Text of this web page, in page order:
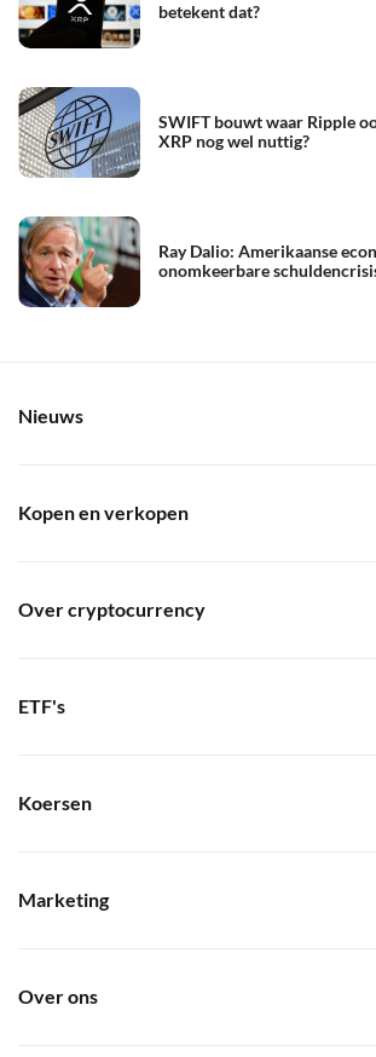
betekent dat?
SWIFT bouwt waar Ripple
XRP nog wel nuttig?
Ray Dalio: Amerikaanse
onomkeerbare
Nieuws
Kopen en verkopen
Over cryptocurrency
ETF's
Koersen
Marketing
Over ons